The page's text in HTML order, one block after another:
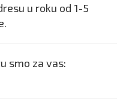
u roku od 1-5
smo za vas: